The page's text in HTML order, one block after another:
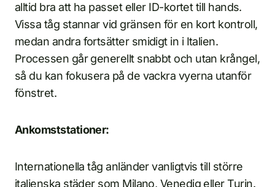
alltid bra att ha passet eller ID-kortet till hands.
Vissa tåg stannar vid gränsen för en kort kontroll,
medan andra fortsätter smidigt in i Italien.
Processen går generellt snabbt och utan krångel,
så du kan fokusera på de vackra vyerna utanför
fönstret.
Ankomststationer:
Internationella tåg anländer vanligtvis till större
italienska städer som Milano, Venedig eller Turin.